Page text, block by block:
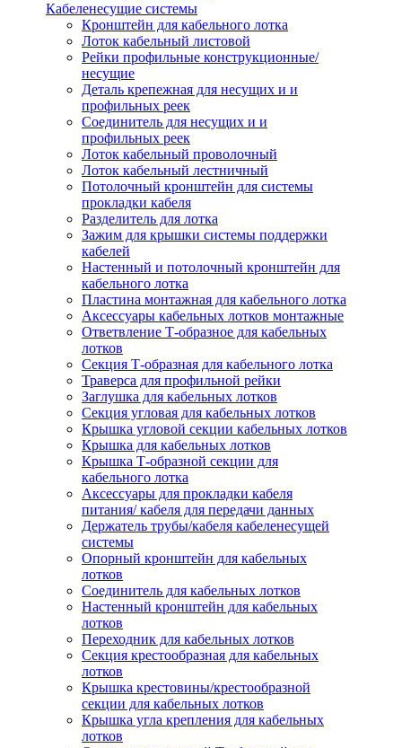
Кабеленесущие системы
Кронштейн для кабельного лотка
Лоток кабельный листовой
Рейки профильные конструкционные/
несущие
Деталь крепежная для несущих и и
профильных реек
Соединитель для несущих и и
профильных реек
Лоток кабельный проволочный
Лоток кабельный лестничный
Потолочный кронштейн для системы
прокладки кабеля
Разделитель для лотка
Зажим для крышки системы поддержки
кабелей
Настенный и потолочный кронштейн для
кабельного лотка
Пластина монтажная для кабельного лотка
Аксессуары кабельных лотков монтажные
Ответвление Т-образное для кабельных
лотков
Секция Т-образная для кабельного лотка
Траверса для профильной рейки
Заглушка для кабельных лотков
Секция угловая для кабельных лотков
Крышка угловой секции кабельных лотков
Крышка для кабельных лотков
Крышка Т-образной секции для
кабельного лотка
Аксессуары для прокладки кабеля
питания/ кабеля для передачи данных
Держатель трубы/кабеля кабеленесущей
системы
Опорный кронштейн для кабельных
лотков
Соединитель для кабельных лотков
Настенный кронштейн для кабельных
лотков
Переходник для кабельных лотков
Секция крестообразная для кабельных
лотков
Крышка крестовины/крестообразной
секции для кабельных лотков
Крышка угла крепления для кабельных
лотков